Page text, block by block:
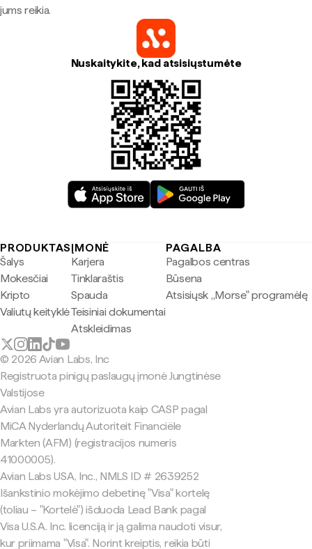
jums reikia.
Nuskaitykite, kad atsisiųstumėte
PRODUKTAS
Šalys
Mokesčiai
Kripto
Valiutų keityklė
ĮMONĖ
Karjera
Tinklaraštis
Spauda
Teisiniai dokumentai
Atskleidimas
PAGALBA
Pagalbos centras
Būsena
Atsisiųsk „Morse" programėlę
© 2026 Avian Labs, Inc
Registruota pinigų paslaugų įmonė Jungtinėse
Valstijose
Avian Labs yra autorizuota kaip CASP pagal
MiCA Nyderlandų Autoriteit Financiële
Markten (AFM) (registracijos numeris
41000005).
Avian Labs USA, Inc., NMLS ID # 2639252
Išankstinio mokėjimo debetinę "Visa" kortelę
(toliau – "Kortelė") išduoda Lead Bank pagal
Visa U.S.A. Inc. licenciją ir ją galima naudoti visur,
kur priimama "Visa". Norint kreiptis, reikia būti